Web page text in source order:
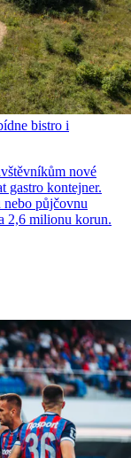
bistro i
nové
gastro kontejner.
půjčovnu
2,6 milionu korun.